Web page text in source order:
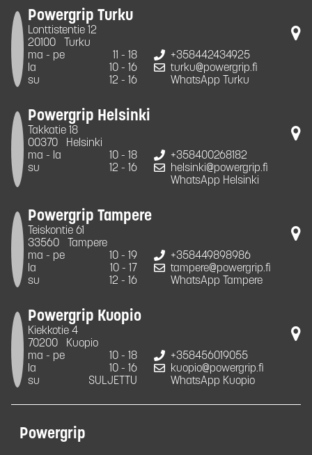
Powergrip Turku
Lonttistentie 12
20100
Turku
ma - pe
11 - 18
la
10 - 16
su
12 - 16
+358442434925
turku@powergrip.fi
WhatsApp Turku
Powergrip Helsinki
Takkatie 18
00370
Helsinki
ma - la
10 - 18
su
12 - 16
+358400268182
helsinki@powergrip.fi
WhatsApp Helsinki
Powergrip Tampere
Teiskontie 61
33560
Tampere
ma - pe
10 - 19
la
10 - 17
su
12 - 16
+358449898986
tampere@powergrip.fi
WhatsApp Tampere
Powergrip Kuopio
Kiekkotie 4
70200
Kuopio
ma - pe
10 - 18
la
10 - 16
su
SULJETTU
+358456019055
kuopio@powergrip.fi
WhatsApp Kuopio
Powergrip